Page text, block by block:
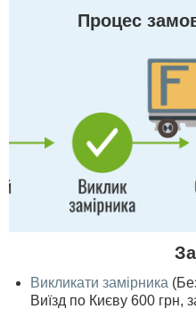
Процес
Викликати замірника
Виїзд по Києву 600 грн,